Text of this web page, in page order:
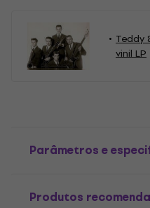
Teddy
vinil LP
Parâmetros e
Produtos